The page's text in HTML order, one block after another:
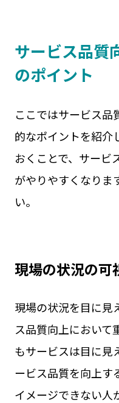
サービス品質
のポイント
ここではサービス品
的なポイントを紹介
おくことで、サービ
がやりやすくなりま
い。
現場の状況の可
現場の状況を目に見
ス品質向上において
もサービスは目に見
ービス品質を向上す
イメージできない人